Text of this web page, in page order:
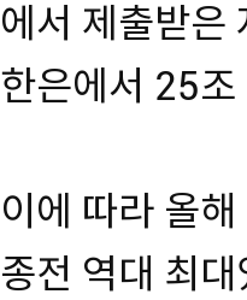
에서 제출받은
한은에서 25
이에 따라 올
종전 역대 최